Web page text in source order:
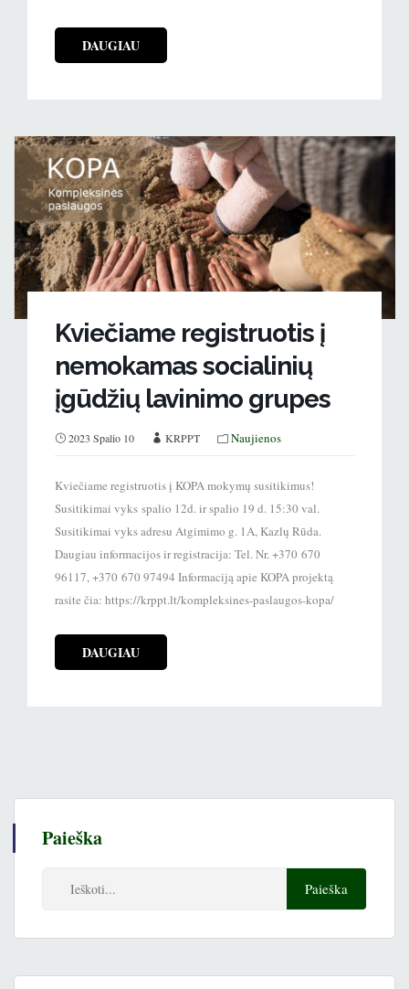
DAUGIAU
Kviečiame registruotis į
nemokamas socialinių
įgūdžių lavinimo grupes
2023 Spalio 10 KRPPT Naujienos
Kviečiame registruotis į KOPA mokymų susitikimus!
Susitikimai vyks spalio 12d. ir spalio 19 d. 15:30 val.
Susitikimai vyks adresu Atgimimo g. 1A, Kazlų Rūda.
Daugiau informacijos ir registracija: Tel. Nr. +370 670
96117, +370 670 97494 Informaciją apie KOPA projektą
rasite čia: https://krppt.lt/kompleksines-paslaugos-kopa/
DAUGIAU
Paieška